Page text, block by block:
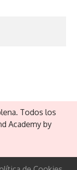
Todos los
Academy by